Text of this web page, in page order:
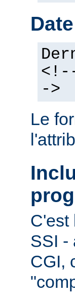
->
Le
C'est
SSI -
CGI,